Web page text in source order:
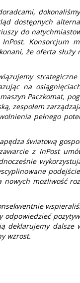
dostępnych
do
Konsorcjum
że oferta
na
Paczkomat,
zespołem
pełnego
światową
z InPost
możliwość
deklarujemy dalsze
wzrost.